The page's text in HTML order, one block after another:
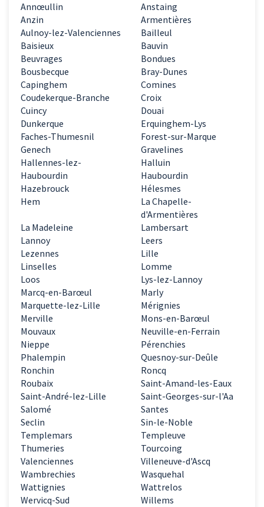
Annœullin
Anstaing
Anzin
Armentières
Aulnoy-lez-Valenciennes
Bailleul
Baisieux
Bauvin
Beuvrages
Bondues
Bousbecque
Bray-Dunes
Capinghem
Comines
Coudekerque-Branche
Croix
Cuincy
Douai
Dunkerque
Erquinghem-Lys
Faches-Thumesnil
Forest-sur-Marque
Genech
Gravelines
Hallennes-lez-
Haubourdin
Halluin
Haubourdin
Hazebrouck
Hélesmes
Hem
La Chapelle-
d'Armentières
La Madeleine
Lambersart
Lannoy
Leers
Lezennes
Lille
Linselles
Lomme
Loos
Lys-lez-Lannoy
Marcq-en-Barœul
Marly
Marquette-lez-Lille
Mérignies
Merville
Mons-en-Barœul
Mouvaux
Neuville-en-Ferrain
Nieppe
Pérenchies
Phalempin
Quesnoy-sur-Deûle
Ronchin
Roncq
Roubaix
Saint-Amand-les-Eaux
Saint-André-lez-Lille
Saint-Georges-sur-l'Aa
Salomé
Santes
Seclin
Sin-le-Noble
Templemars
Templeuve
Thumeries
Tourcoing
Valenciennes
Villeneuve-d'Ascq
Wambrechies
Wasquehal
Wattignies
Wattrelos
Wervicq-Sud
Willems